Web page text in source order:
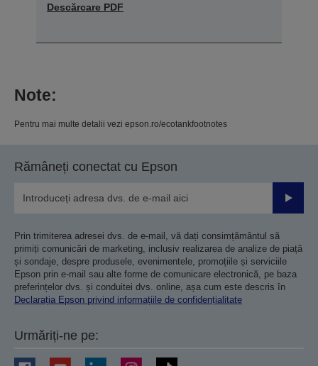
Descărcare PDF
Note:
Pentru mai multe detalii vezi epson.ro/ecotankfootnotes
Rămâneți conectat cu Epson
Prin trimiterea adresei dvs. de e-mail, vă dați consimțământul să
primiți comunicări de marketing, inclusiv realizarea de analize de piață
și sondaje, despre produsele, evenimentele, promoțiile și serviciile
Epson prin e-mail sau alte forme de comunicare electronică, pe baza
preferințelor dvs. și conduitei dvs. online, așa cum este descris în
Declarația Epson privind informațiile de confidențialitate
Urmăriți-ne pe: